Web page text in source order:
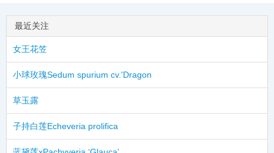
最近关注
女王花笠
小球玫瑰Sedum spurium cv.'Dragon
草玉露
子持白莲Echeveria prolifica